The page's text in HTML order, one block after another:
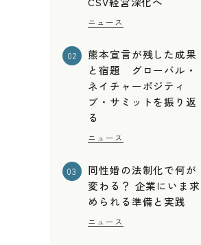
ニュース
02
熊本宣言が残した成果
と宿題 グローバル・
ネイチャーポジティ
ブ・サミットを振り返
る
ニュース
03
同性婚の法制化で何が
変わる？ 企業にいま求
められる準備と実践
ニュース